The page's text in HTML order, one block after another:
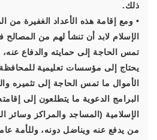
ذلك.
• ومع إقامة هذه الأعداد الغفيرة من
الإسلام لابد أن تنشأ لهم من
تمس الحاجة إلى حمايته والدفاع
يحتاج إلى مؤسسات تعليمية
الأموال ما تمس الحاجة إلى تثميره
البرامج الدعوية ما يتطلعون إلى
الإسلامية (المساجد والمراكز
من يدفع عنه ويناضل دونه، وللأمة